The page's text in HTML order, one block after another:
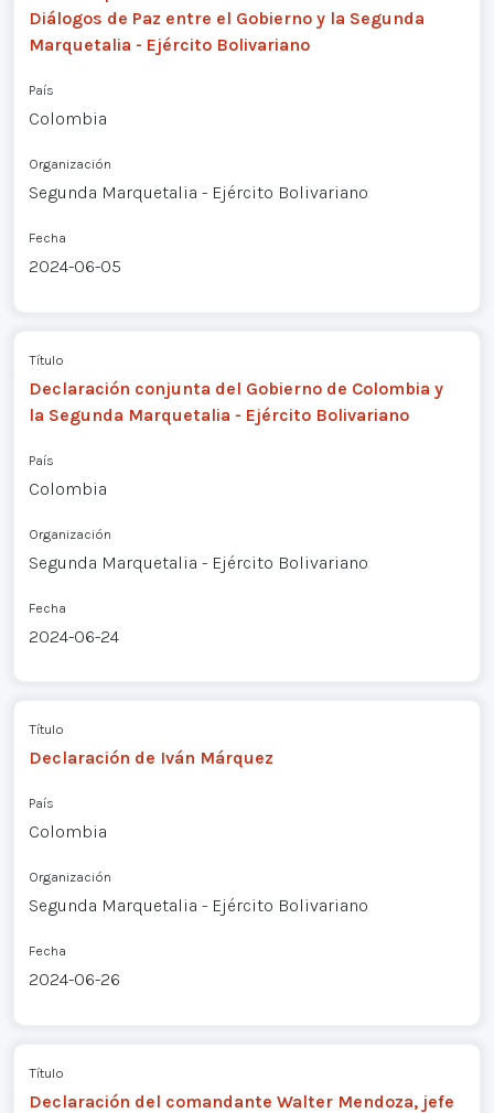
Diálogos de Paz entre el Gobierno y la Segunda
Marquetalia - Ejército Bolivariano
País
Colombia
Organización
Segunda Marquetalia - Ejército Bolivariano
Fecha
2024-06-05
Título
Declaración conjunta del Gobierno de Colombia y
la Segunda Marquetalia - Ejército Bolivariano
País
Colombia
Organización
Segunda Marquetalia - Ejército Bolivariano
Fecha
2024-06-24
Título
Declaración de Iván Márquez
País
Colombia
Organización
Segunda Marquetalia - Ejército Bolivariano
Fecha
2024-06-26
Título
Declaración del comandante Walter Mendoza, jefe